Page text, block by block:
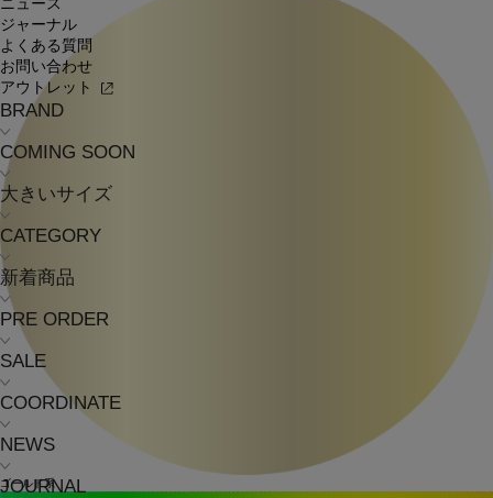
ニュース
ジャーナル
よくある質問
お問い合わせ
アウトレット
BRAND
COMING SOON
大きいサイズ
CATEGORY
新着商品
PRE ORDER
SALE
COORDINATE
NEWS
JOURNAL
ゴールド系